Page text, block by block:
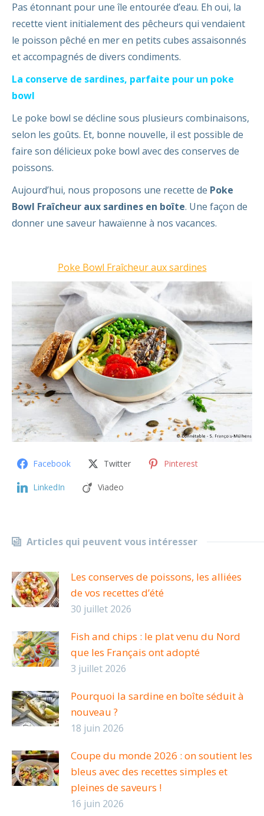
Pas étonnant pour une île entourée d’eau. Eh oui, la
recette vient initialement des pêcheurs qui vendaient
le poisson pêché en mer en petits cubes assaisonnés
et accompagnés de divers condiments.
La conserve de sardines, parfaite pour un poke
bowl
Le poke bowl se décline sous plusieurs combinaisons,
selon les goûts. Et, bonne nouvelle, il est possible de
faire son délicieux poke bowl avec des conserves de
poissons.
Aujourd’hui, nous proposons une recette de Poke
Bowl Fraîcheur aux sardines en boîte. Une façon de
donner une saveur hawaïenne à nos vacances.
Poke Bowl Fraîcheur aux sardines
Facebook Twitter Pinterest
LinkedIn Viadeo
Articles qui peuvent vous intéresser
Les conserves de poissons, les alliées
de vos recettes d’été
30 juillet 2026
Fish and chips : le plat venu du Nord
que les Français ont adopté
3 juillet 2026
Pourquoi la sardine en boîte séduit à
nouveau ?
18 juin 2026
Coupe du monde 2026 : on soutient les
bleus avec des recettes simples et
pleines de saveurs !
16 juin 2026